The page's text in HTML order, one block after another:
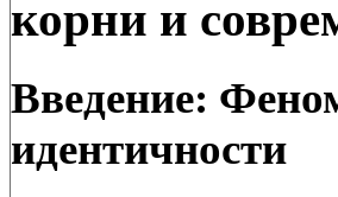
корни и
Введение:
идентичности